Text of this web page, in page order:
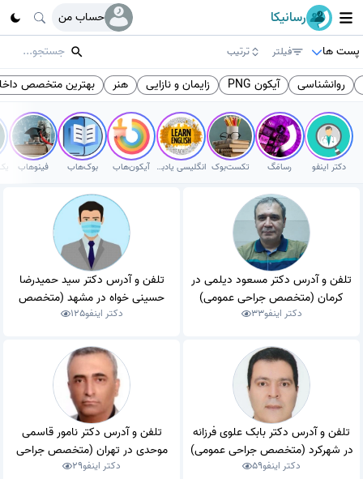
رسانیکا
حساب من
پست ها
فیلتر ترتیب
روانشناسی آیکون PNG زایمان و نازایی هنر بهترین متخصص
دکتر اینفو رسامَگ تکست‌بوک انگلیسی یادبگیر آیکون‌هاب بوک‌هاب فینوهاب
تلفن و آدرس دکتر مسعود دیلمی در
کرمان (متخصص جراحی عمومی)
دکتر اینفو33
تلفن و آدرس دکتر سید حمیدرضا
حسینی خواه در مشهد (متخصص
جراحی عمومی)
دکتر اینفو125
تلفن و آدرس دکتر بابک علوی فرزانه
در شهرکرد (متخصص جراحی عمومی)
دکتر اینفو59
تلفن و آدرس دکتر نامور قاسمی
موحدی در تهران (متخصص جراحی
عمومی)
دکتر اینفو29